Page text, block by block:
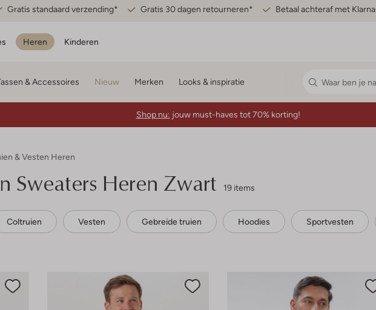
Gratis standaard verzending* Gratis 30 dagen retourneren* Betaal achteraf met Klarna
Heren Kinderen
& Accessoires Nieuw Merken Looks & inspiratie
Shop nu: jouw must-haves tot 70% korting!
& Vesten Heren
Sweaters Heren Zwart 19 items
Coltruien Vesten Gebreide truien Hoodies Sportvesten